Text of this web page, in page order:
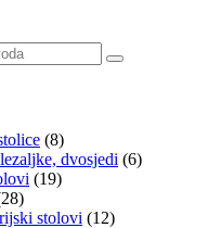
(8)
dvosjedi (6)
(19)
stolovi (12)